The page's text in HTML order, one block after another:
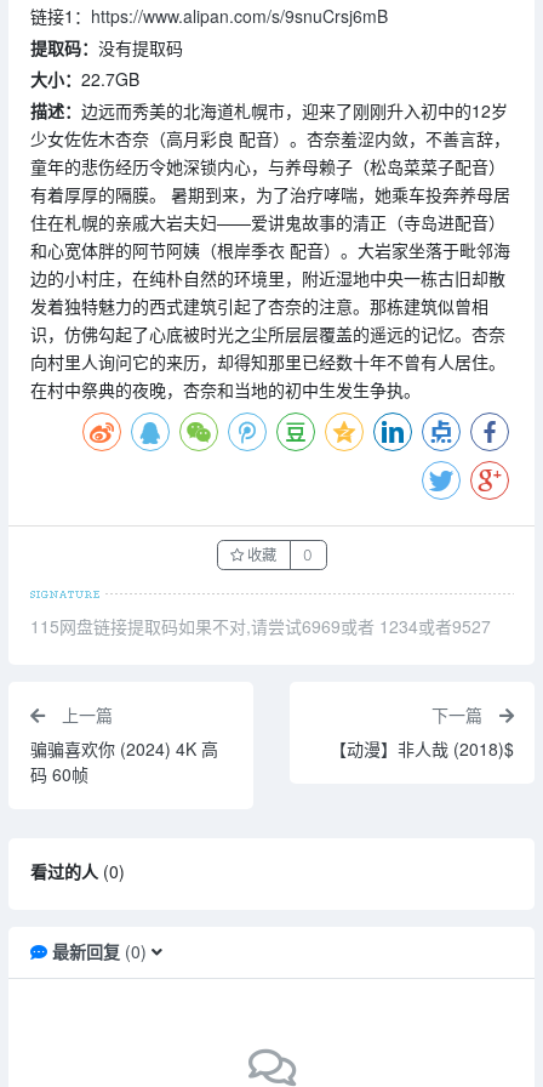
链接1： https://www.alipan.com/s/9snuCrsj6mB
提取码： 没有提取码
大小： 22.7GB
描述： 边远而秀美的北海道札幌市，迎来了刚刚升入初中的12岁
少女佐佐木杏奈（高月彩良 配音）。杏奈羞涩内敛，不善言辞，
童年的悲伤经历令她深锁内心，与养母赖子（松岛菜菜子配音）
有着厚厚的隔膜。 暑期到来，为了治疗哮喘，她乘车投奔养母居
住在札幌的亲戚大岩夫妇——爱讲鬼故事的清正（寺岛进配音）
和心宽体胖的阿节阿姨（根岸季衣 配音）。大岩家坐落于毗邻海
边的小村庄，在纯朴自然的环境里，附近湿地中央一栋古旧却散
发着独特魅力的西式建筑引起了杏奈的注意。那栋建筑似曾相
识，仿佛勾起了心底被时光之尘所层层覆盖的遥远的记忆。杏奈
向村里人询问它的来历，却得知那里已经数十年不曾有人居住。
在村中祭典的夜晚，杏奈和当地的初中生发生争执。
收藏 0
115网盘链接提取码如果不对,请尝试6969或者 1234或者9527
上一篇
骗骗喜欢你 (2024) 4K 高
码 60帧
下一篇
【动漫】非人哉 (2018)$
看过的人(0)
最新回复(0)